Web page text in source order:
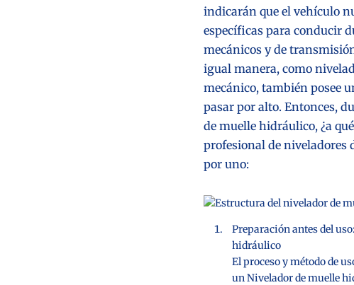
indicarán que el vehículo
específicas para conducir
mecánicos y de
igual manera, como
mecánico, también posee
pasar por alto. Entonces,
de muelle hidráulico, ¿a
profesional de niveladores
por uno:
Preparación antes del
hidráulico
El proceso y método de
un Nivelador de muelle